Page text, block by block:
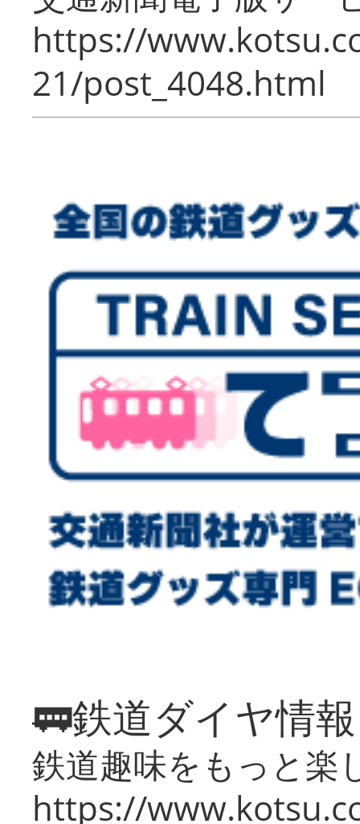
https://
21/post_4048.html
🚃鉄道ダイヤ情
鉄道趣味をもっと楽
https://